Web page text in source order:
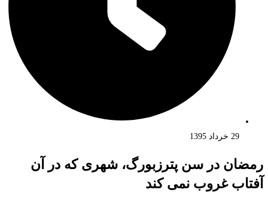
29 خرداد 1395
رمضان در سن پترزبورگ، شهری که در آن
آفتاب غروب نمی کند